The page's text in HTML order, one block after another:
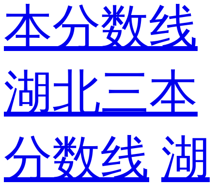
本分数线
湖北三本
分数线 湖